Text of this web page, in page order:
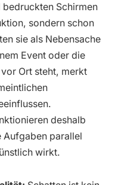
Schirmen
sondern schon
sie als Nebensache
Event oder die
Ort steht, merkt
deshalb
Aufgaben parallel
wirkt.